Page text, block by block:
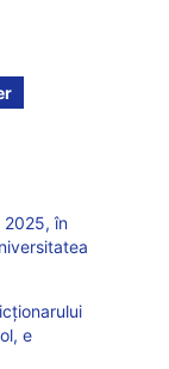
2025, în
e